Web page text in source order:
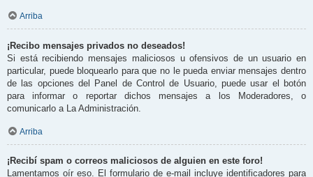
Arriba
¡Recibo mensajes privados no deseados!
Si está recibiendo mensajes maliciosos u ofensivos de un usuario en
particular, puede bloquearlo para que no le pueda enviar mensajes dentro
de las opciones del Panel de Control de Usuario, puede usar el botón
para informar o reportar dichos mensajes a los Moderadores, o
comunicarlo a La Administración.
Arriba
¡Recibí spam o correos maliciosos de alguien en este foro!
Lamentamos oír eso. El formulario de e-mail incluye identificadores para